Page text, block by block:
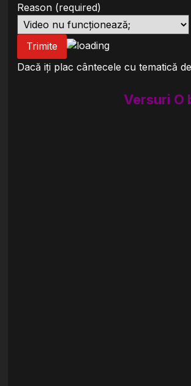
Reason (required)
Trimite
Dacă iți plac cântecele cu tematică
Versuri O